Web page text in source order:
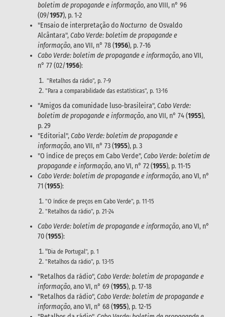
boletim de propagande e informação, ano VIII, n° 96
(09/1957), p. 1-2
"Ensaio de interpretação doNocturno de Osvaldo
Alcântara",Cabo Verde: boletim de propagande e
informação, ano VII, n° 78 (1956), p. 7-16
Cabo Verde: boletim de propagande e informação, ano VII,
n° 77 (02/1956):
"Retalhos da rádio", p. 7-9
"Para a comparabilidade das estatísticas", p. 13-16
"Amigos da comunidade luso-brasileira",Cabo Verde:
boletim de propagande e informação, ano VII, n° 74 (1955),
p. 29
"Editorial",Cabo Verde: boletim de propagande e
informação, ano VII, n° 73 (1955), p. 3
"O índice de preços em Cabo Verde",Cabo Verde: boletim de
propagande e informação, ano VI, n° 72 (1955), p. 11-15
Cabo Verde: boletim de propagande e informação, ano VI, n°
71 (1955):
"O índice de preços em Cabo Verde", p. 11-15
"Retalhos da rádio", p. 21-24
Cabo Verde: boletim de propagande e informação, ano VI, n°
70 (1955):
"Dia de Portugal", p. 1
"Retalhos da rádio", p. 13-15
"Retalhos da rádio",Cabo Verde: boletim de propagande e
informação, ano VI, n° 69 (1955), p. 17-18
"Retalhos da rádio",Cabo Verde: boletim de propagande e
informação, ano VI, n° 68 (1955), p. 12-15